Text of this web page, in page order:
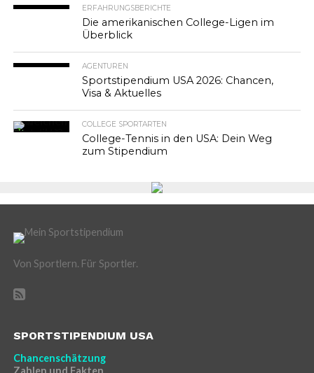
ERFAHRUNGSBERICHTE
Die amerikanischen College-Ligen im
Überblick
AGENTUREN
Sportstipendium USA 2026: Chancen,
Visa & Aktuelles
COLLEGE SPORTARTEN
College-Tennis in den USA: Dein Weg
zum Stipendium
Von Sportlern. Für Sportler.
SPORTSTIPENDIUM USA
Chancenschätzung
Zahlen und Fakten